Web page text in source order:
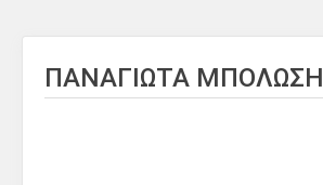
ΠΑΝΑΓΙΩΤΑ ΜΠΟΛΩΣΗ